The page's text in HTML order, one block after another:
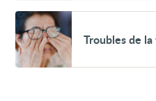
Voir
Troubles
de
la
vision
Troubles de